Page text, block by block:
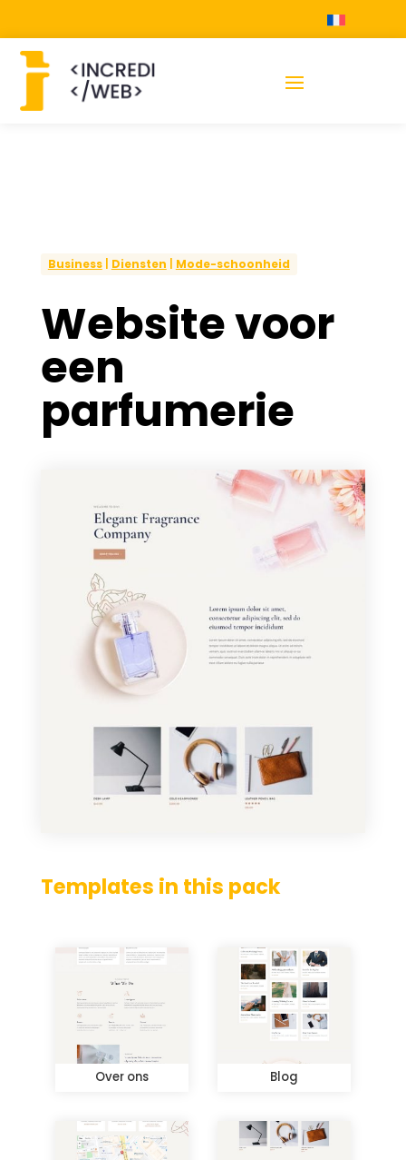
Business| Diensten Mode-schoonheid
Website voor
een
parfumerie
Templates in this pack
Over ons Blog